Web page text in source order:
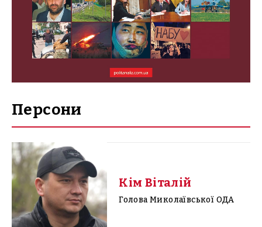
Персони
Кім Віталій
Голова Миколаївської ОДА